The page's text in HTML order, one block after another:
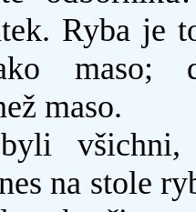
Ryba je
maso;
maso.
všichni,
na stole